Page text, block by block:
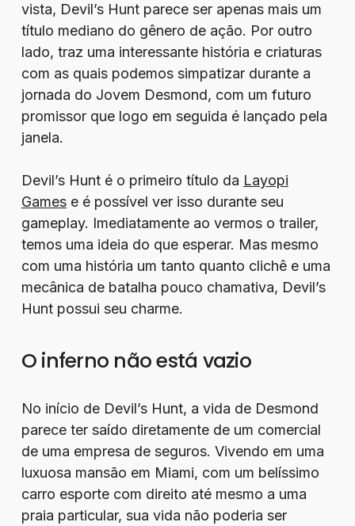
vista, Devil’s Hunt parece ser apenas mais um
título mediano do gênero de ação. Por outro
lado, traz uma interessante história e criaturas
com as quais podemos simpatizar durante a
jornada do Jovem Desmond, com um futuro
promissor que logo em seguida é lançado pela
janela.
Devil’s Hunt é o primeiro título da Layopi
Gamese é possível ver isso durante seu
gameplay. Imediatamente ao vermos o trailer,
temos uma ideia do que esperar. Mas mesmo
com uma história um tanto quanto clichê e uma
mecânica de batalha pouco chamativa, Devil’s
Hunt possui seu charme.
O inferno não está vazio
No início de Devil’s Hunt, a vida de Desmond
parece ter saído diretamente de um comercial
de uma empresa de seguros. Vivendo em uma
luxuosa mansão em Miami, com um belíssimo
carro esporte com direito até mesmo a uma
praia particular, sua vida não poderia ser